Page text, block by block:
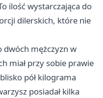
ilość wystarczająca do
dilerskich, które nie
dwóch mężczyzn w
miał przy sobie prawie
pół kilograma
posiadał kilka